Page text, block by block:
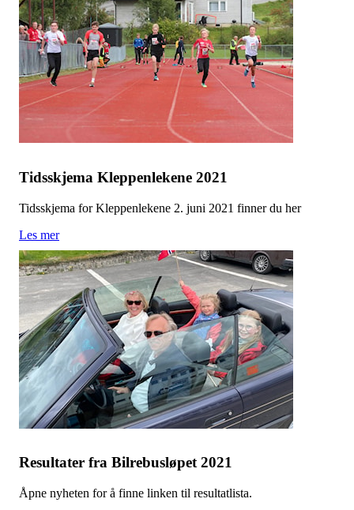
Tidsskjema Kleppenlekene 2021
Tidsskjema for Kleppenlekene 2. juni 2021 finner du her
Les mer
Resultater fra Bilrebusløpet 2021
Åpne nyheten for å finne linken til resultatlista.